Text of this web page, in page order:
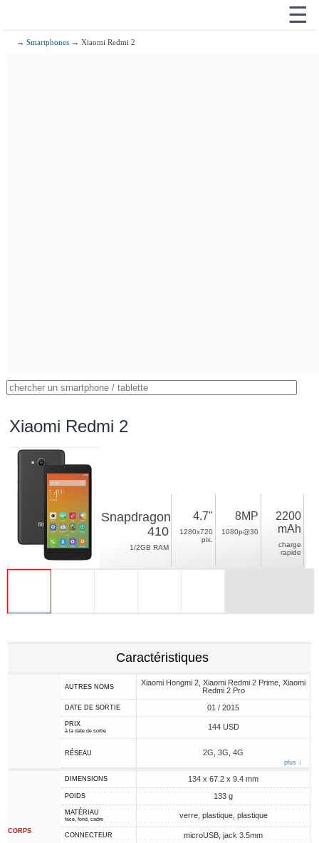
☰
→Smartphones → Xiaomi Redmi 2
Xiaomi Redmi 2
Snapdragon
410
1/2GB RAM
4.7"
1280x720
pix.
8MP
1080p@30
2200
mAh
charge
rapide
Caractéristiques
AUTRES NOMS
Xiaomi Hongmi 2, Xiaomi Redmi 2 Prime, Xiaomi
Redmi 2 Pro
DATE DE SORTIE 01 / 2015
PRIX
à la date de sortie 144 USD
RÉSEAU 2G, 3G, 4G
plus ↓
CORPS
DIMENSIONS 134 x 67.2 x 9.4 mm
POIDS 133 g
MATÉRIAU
face, fond, cadre verre, plastique, plastique
CONNECTEUR microUSB, jack 3.5mm